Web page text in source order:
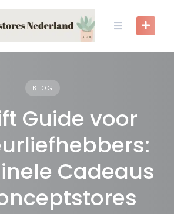
BLOG
Guide voor
Cadeaus